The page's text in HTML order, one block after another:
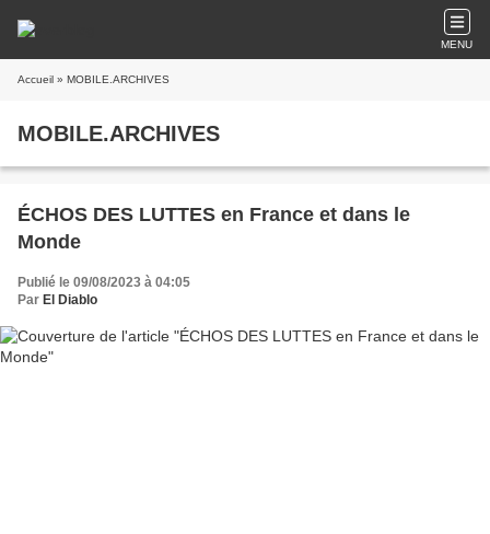
MENU
Accueil » MOBILE.ARCHIVES
MOBILE.ARCHIVES
ÉCHOS DES LUTTES en France et dans le
Monde
Publié le 09/08/2023 à 04:05
Par El Diablo